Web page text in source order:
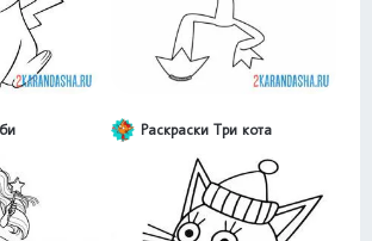
Раскраски Три кота